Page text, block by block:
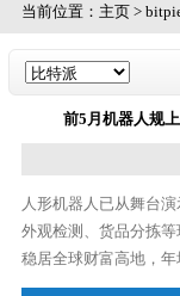
当前位置： 主页>
前5月机器人规
人形机器人已从舞台
外观检测、货品分拣
稳居全球财富高地，年